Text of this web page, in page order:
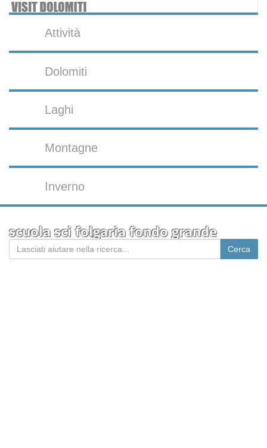
Attività
Dolomiti
Laghi
Montagne
Inverno
scuola sci folgaria fondo grande